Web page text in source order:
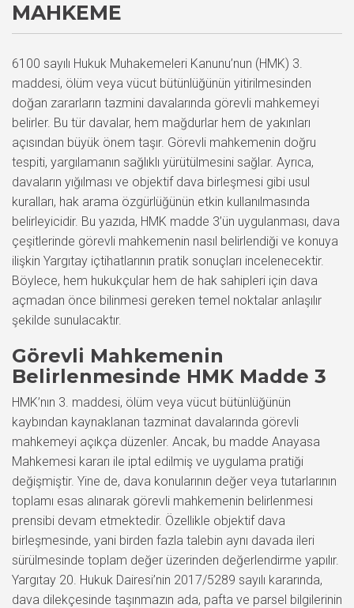
MAHKEME
6100 sayılı Hukuk Muhakemeleri Kanunu’nun (HMK) 3.
maddesi, ölüm veya vücut bütünlüğünün yitirilmesinden
doğan zararların tazmini davalarında görevli mahkemeyi
belirler. Bu tür davalar, hem mağdurlar hem de yakınları
açısından büyük önem taşır. Görevli mahkemenin doğru
tespiti, yargılamanın sağlıklı yürütülmesini sağlar. Ayrıca,
davaların yığılması ve objektif dava birleşmesi gibi usul
kuralları, hak arama özgürlüğünün etkin kullanılmasında
belirleyicidir. Bu yazıda, HMK madde 3’ün uygulanması, dava
çeşitlerinde görevli mahkemenin nasıl belirlendiği ve konuya
ilişkin Yargıtay içtihatlarının pratik sonuçları incelenecektir.
Böylece, hem hukukçular hem de hak sahipleri için dava
açmadan önce bilinmesi gereken temel noktalar anlaşılır
şekilde sunulacaktır.
Görevli Mahkemenin
Belirlenmesinde HMK Madde 3
HMK’nın 3. maddesi, ölüm veya vücut bütünlüğünün
kaybından kaynaklanan tazminat davalarında görevli
mahkemeyi açıkça düzenler. Ancak, bu madde Anayasa
Mahkemesi kararı ile iptal edilmiş ve uygulama pratiği
değişmiştir. Yine de, dava konularının değer veya tutarlarının
toplamı esas alınarak görevli mahkemenin belirlenmesi
prensibi devam etmektedir. Özellikle objektif dava
birleşmesinde, yani birden fazla talebin aynı davada ileri
sürülmesinde toplam değer üzerinden değerlendirme yapılır.
Yargıtay 20. Hukuk Dairesi’nin 2017/5289 sayılı kararında,
dava dilekçesinde taşınmazın ada, pafta ve parsel bilgilerinin